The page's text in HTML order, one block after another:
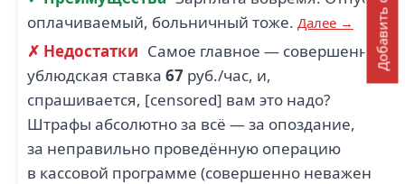
оплачиваемый, больничный тоже. Далее →
✗ Недостатки Самое главное — совершенно
ублюдская ставка 67 руб./час, и,
спрашивается, [censored] вам это надо?
Штрафы абсолютно за всё — за опоздание,
за неправильно проведённую операцию
в кассовой программе (совершенно неважен